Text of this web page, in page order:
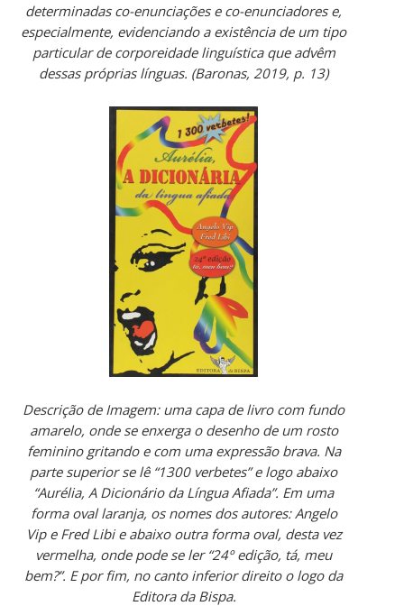
determinadas co-enunciações e co-enunciadores e,
especialmente, evidenciando a existência de um tipo
particular de corporeidade linguística que advêm
dessas próprias línguas. (Baronas, 2019, p. 13)
Descrição de Imagem: uma capa de livro com fundo
amarelo, onde se enxerga o desenho de um rosto
feminino gritando e com uma expressão brava. Na
parte superior se lê “1300 verbetes” e logo abaixo
“Aurélia, A Dicionário da Língua Afiada”. Em uma
forma oval laranja, os nomes dos autores: Angelo
Vip e Fred Libi e abaixo outra forma oval, desta vez
vermelha, onde pode se ler “24º edição, tá, meu
bem?”. E por fim, no canto inferior direito o logo da
Editora da Bispa.